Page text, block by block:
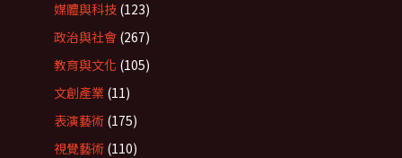
媒體與科技 (123)
政治與社會 (267)
教育與文化 (105)
文創產業 (11)
表演藝術 (175)
視覺藝術 (110)